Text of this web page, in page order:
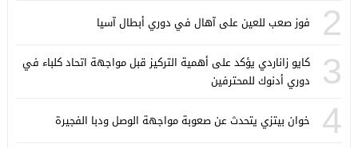
2 فوز صعب للعين على آهال في دوري أبطال آسيا
3
كايو زاناردي يؤكد على أهمية التركيز قبل مواجهة اتحاد كلباء في
دوري أدنوك للمحترفين
4 خوان بيتزي يتحدث عن صعوبة مواجهة الوصل ودبا الفجيرة